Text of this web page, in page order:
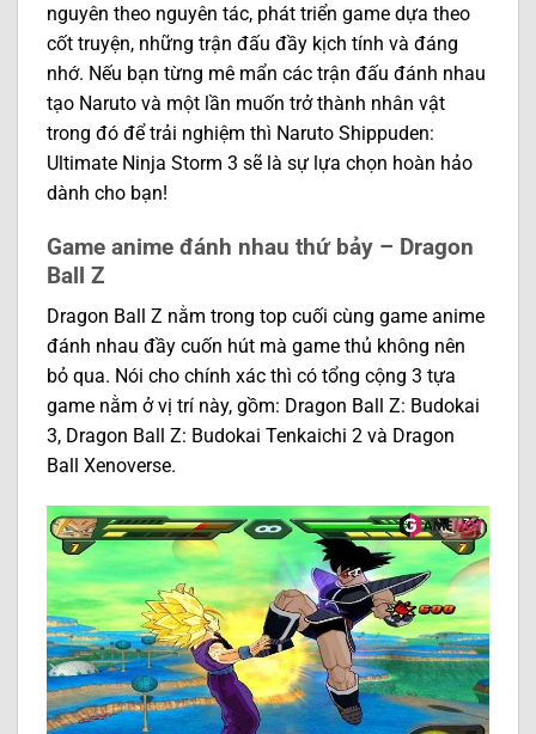
nguyên theo nguyên tác, phát triển game dựa theo
cốt truyện, những trận đấu đầy kịch tính và đáng
nhớ. Nếu bạn từng mê mẩn các trận đấu đánh nhau
tạo Naruto và một lần muốn trở thành nhân vật
trong đó để trải nghiệm thì Naruto Shippuden:
Ultimate Ninja Storm 3 sẽ là sự lựa chọn hoàn hảo
dành cho bạn!
Game anime đánh nhau thứ bảy – Dragon
Ball Z
Dragon Ball Z nằm trong top cuối cùng game anime
đánh nhau đầy cuốn hút mà game thủ không nên
bỏ qua. Nói cho chính xác thì có tổng cộng 3 tựa
game nằm ở vị trí này, gồm: Dragon Ball Z: Budokai
3, Dragon Ball Z: Budokai Tenkaichi 2 và Dragon
Ball Xenoverse.